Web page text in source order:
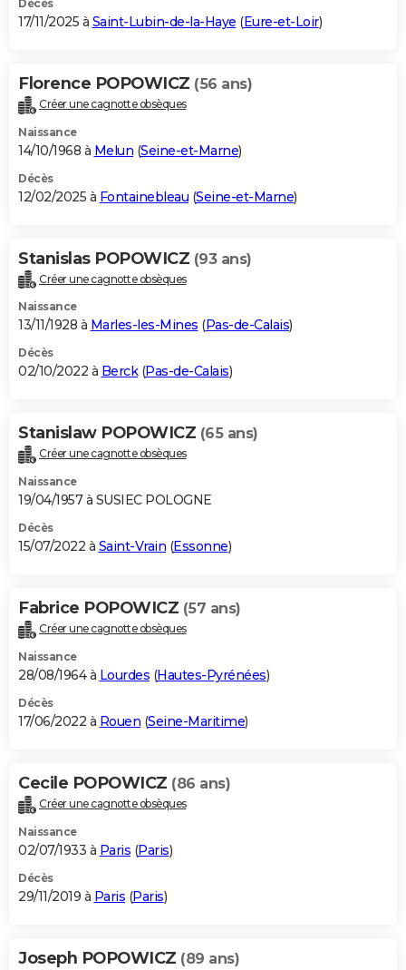
Décès
17/11/2025 à Saint-Lubin-de-la-Haye (Eure-et-Loir)
Florence POPOWICZ (56 ans)
Créer une cagnotte obsèques
Naissance
14/10/1968 à Melun (Seine-et-Marne)
Décès
12/02/2025 à Fontainebleau (Seine-et-Marne)
Stanislas POPOWICZ (93 ans)
Créer une cagnotte obsèques
Naissance
13/11/1928 à Marles-les-Mines (Pas-de-Calais)
Décès
02/10/2022 à Berck(Pas-de-Calais)
Stanislaw POPOWICZ (65 ans)
Créer une cagnotte obsèques
Naissance
19/04/1957 à SUSIEC POLOGNE
Décès
15/07/2022 à Saint-Vrain (Essonne)
Fabrice POPOWICZ (57 ans)
Créer une cagnotte obsèques
Naissance
28/08/1964 à Lourdes (Hautes-Pyrénées)
Décès
17/06/2022 à Rouen (Seine-Maritime)
Cecile POPOWICZ (86 ans)
Créer une cagnotte obsèques
Naissance
02/07/1933 à Paris (Paris)
Décès
29/11/2019 à Paris (Paris)
Joseph POPOWICZ (89 ans)